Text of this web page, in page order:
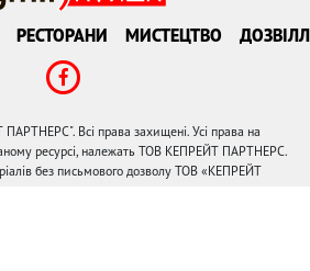
РЕСТОРАНИ МИСТЕЦТВО
Всі права захищені. Усі права на
ресурсі, належать ТОВ КЕПРЕЙТ ПАРТНЕРС.
без письмового дозволу ТОВ «КЕПРЕЙТ